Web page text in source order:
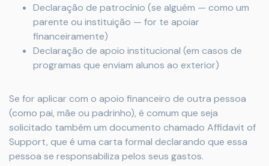
Declaração de patrocínio (se alguém — como um
parente ou instituição — for te apoiar
financeiramente)
Declaração de apoio institucional (em casos de
programas que enviam alunos ao exterior)
Se for aplicar com o apoio financeiro de outra pessoa
(como pai, mãe ou padrinho), é comum que seja
solicitado também um documento chamado Affidavit of
Support, que é uma carta formal declarando que essa
pessoa se responsabiliza pelos seus gastos.